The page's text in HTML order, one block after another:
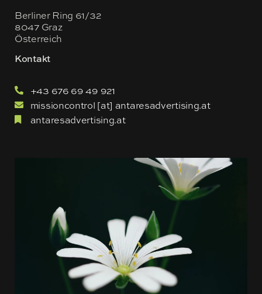
Berliner Ring 61/32
8047 Graz
Österreich
Kontakt
+43 676 69 49 921
missioncontrol [at] antaresadvertising.at
antaresadvertising.at